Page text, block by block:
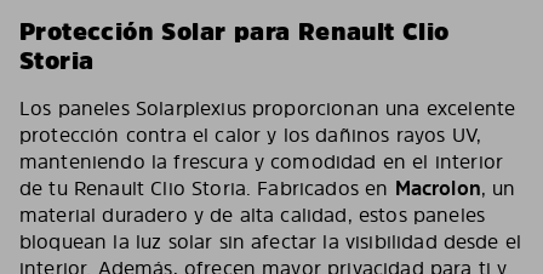
Protección Solar para Renault Clio
Storia
Los paneles Solarplexius proporcionan una excelente
protección contra el calor y los dañinos rayos UV,
manteniendo la frescura y comodidad en el interior
de tu Renault Clio Storia. Fabricados en Macrolon, un
material duradero y de alta calidad, estos paneles
bloquean la luz solar sin afectar la visibilidad desde el
interior. Además, ofrecen mayor privacidad para ti y